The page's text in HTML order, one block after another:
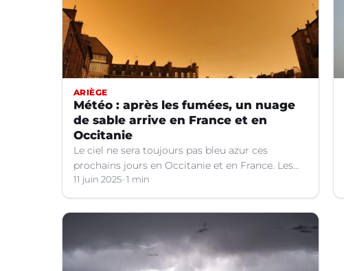
ARIÈGE
Météo : après les fumées, un nuage
de sable arrive en France et en
Occitanie
Le ciel ne sera toujours pas bleu azur ces
prochains jours en Occitanie et en France. Les
explications météo.
11 juin 2025 1 min